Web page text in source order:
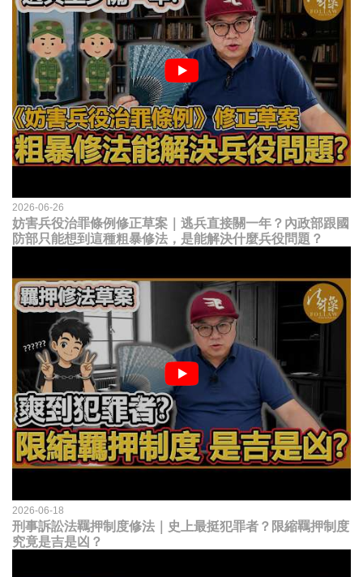
2026-06-26
妨害兵役治罪條例修正草案｜逃兵直接關一年？內政部跟國
防部只能想到這種粗暴修法，是能解決什麼兵役問題？
2026-06-18
刑事訴訟法羈押制度修法｜史上最挺犯罪者？限縮羈押制度
究竟是吉是凶？